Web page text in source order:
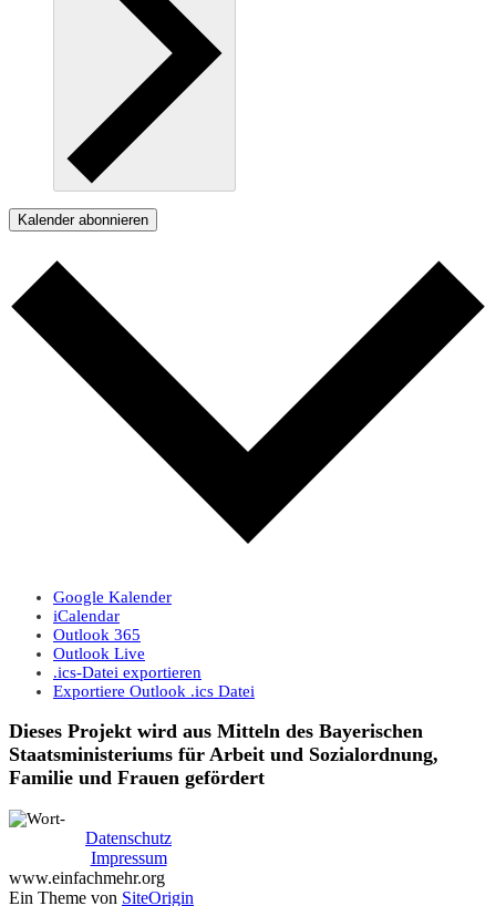
Kalender abonnieren
Google Kalender
iCalendar
Outlook 365
Outlook Live
.ics-Datei exportieren
Exportiere Outlook .ics Datei
Dieses Projekt wird aus Mitteln des Bayerischen
Staatsministeriums für Arbeit und Sozialordnung,
Familie und Frauen gefördert
Datenschutz
Impressum
www.einfachmehr.org
Ein Theme von SiteOrigin